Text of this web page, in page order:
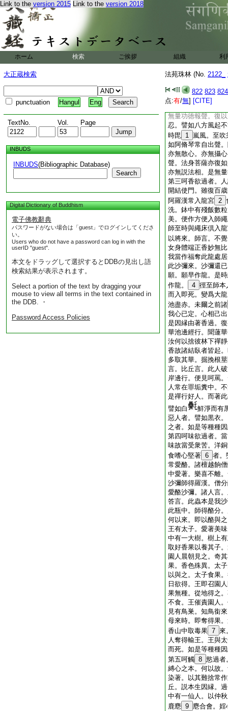
Link to the version 2015 Link to the version 2018
ホーム 検索 ご挨拶 組織 利
大正蔵検索
punctuation Hangul Eng
TextNo. Vol. Page
INBUDS
INBUDS(Bibliographic Database)
Search
Digital Dictionary of Buddhism
電子佛教辭典
パスワードがない場合は「guest」でログインしてくださ
い。
Users who do not have a password can log in with the
userID "guest".
本文をドラッグして選択するとDDBの見出し語
検索結果が表示されます。
Select a portion of the text by dragging your
mouse to view all terms in the text contained in
the DDB. ・
Password Access Policies
法苑珠林 (No. 2122_
822 823 824
点:有/無] [CITE]
聲即失禪定。心醉
後墮惡道。有智之
相及者。作如是知
音樂尚不能亂。何
時墮地。如聲聞聞
聲。以諸法實相讃
皆動。大迦葉等諸
能自安。天鬘菩薩
於頭陀第一。今何
13
言。我於
無量功徳報聲。復
忍。譬如八方風起
時毘 1 嵐風。至
如阿脩琴常自出聲
亦無散心。亦無攝
聲。法身菩薩亦復
亦無説法相。是無
第三呵香欲過者。
開結使門。雖復百
阿羅漢常入龍宮 2
洗。鉢中有殘飯數
美。便作方便入師
師至時與繩床倶入
以將來。師言。不
女身體端正香妙無
我當作福奪此龍處
此沙彌來。沙彌還
願。願早作龍。是
作龍。
4 徑至師本
而入即死。變爲大
池盡赤。未爾之前諸
我心已定。心相己
是因縁由著香過。
華池邊經行。聞蓮
汝何以捨彼林下禪
香故諸結臥者皆起
多取其華。掘挽根
言。比丘言。此人
岸邊行。便見呵罵
人常在罪垢糞中。
是禪行好人。而著
譬如白
鮮淨而有
惡人者。譬如黒衣
之者。如是等種種
第四呵味欲過者。
味故當受衆苦。洋
食嗜心堅著 6 者。
常愛酪。諸檀越餉
中愛著。樂喜不離
沙彌師得羅漢。僧
愛酪沙彌。諸人言
答言。此蟲本是我
此瓶中。師得酪分
何以來。即以酪與
王有太子。愛著美
中有一大樹。樹上
取好香果以養其子
園人晨朝見之。奇
果。香色殊異。太
以與之。太子食果
日欲得。王即召園
果無種。從地得之
不食。王催責園人
見有鳥巣。知鳥銜
母來時。即奪得果
香山中取毒果 7 來
人奪得輸王。王與
而死。如是等種種
第五呵觸 8 慾過者
縛心之本。何以故
染著。以其難捨常
丘。説本生因縁。
中有一仙人。以仲
鹿麀 9 麀合會。